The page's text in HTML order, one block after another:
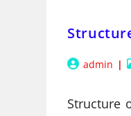
Postadmin
Structure